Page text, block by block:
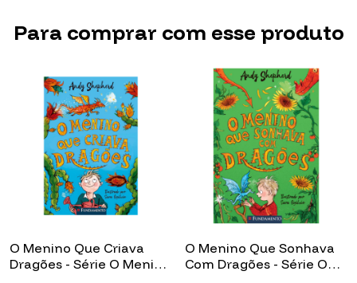
Para comprar com esse produto
O Menino Que Criava
Dragões - Série O Menino
O Menino Que Sonhava
Com Dragões - Série O